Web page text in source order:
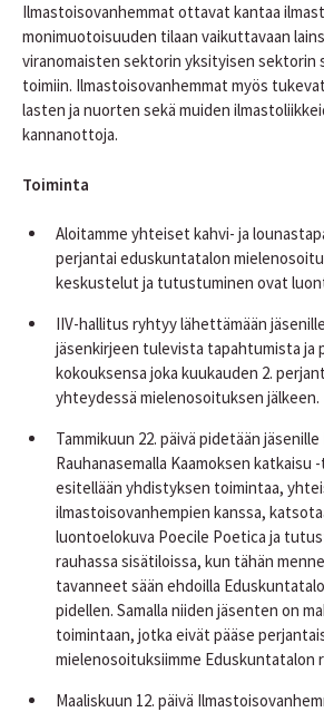
Ilmastoisovanhemmat ottavat kantaa
monimuotoisuuden tilaan vaikuttavaan
viranomaisten sektorin yksityisen sektorin
toimiin. Ilmastoisovanhemmat myös
lasten ja nuorten sekä muiden
kannanottoja.
Toiminta
Aloitamme yhteiset kahvi- ja
perjantai eduskuntatalon
keskustelut ja tutustuminen ovat
IIV-hallitus ryhtyy lähettämään
jäsenkirjeen tulevista tapahtumista ja
kokouksensa joka kuukauden 2.
yhteydessä mielenosoituksen jälkeen.
Tammikuun 22. päivä pidetään jäsenille
Rauhanasemalla Kaamoksen katkaisu
esitellään yhdistyksen toimintaa,
ilmastoisovanhempien kanssa,
luontoelokuva Poecile Poetica ja
rauhassa sisätiloissa, kun tähän
tavanneet sään ehdoilla
pidellen. Samalla niiden jäsenten on
toimintaan, jotka eivät pääse
mielenosoituksiimme Eduskuntatalon
Maaliskuun 12. päivä